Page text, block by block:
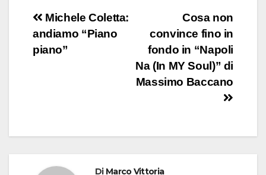
Navigazione
articoli
Cosa non
convince fino in
fondo in “Napoli
Na (In MY Soul)” di
Massimo Baccano
Michele Coletta:
andiamo “Piano
piano”
Di Marco Vittoria